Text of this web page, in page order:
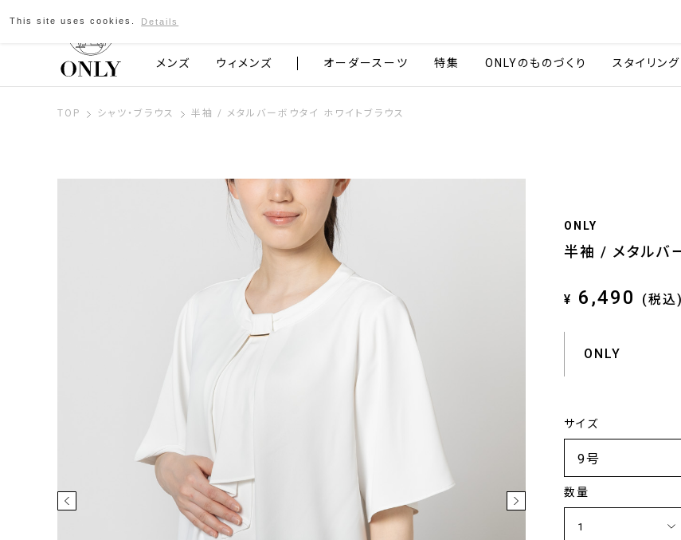
京都発のスーツブランド ONLY
メンズ ウィメンズ オーダースーツ 特集 ONLYのものづくり スタイリング
TOP シャツ・ブラウス 半袖 / メタルバーボウタイ ホワイトブラウス
ONLY
半袖 / メタルバ
¥ 6,490 (税込)
ONLY
サイズ
数量
This site uses cookies. Details